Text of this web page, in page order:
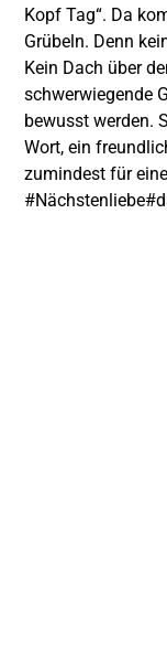
Kopf Tag“. Da
Grübeln. Denn
Kein Dach über
schwerwiegende
bewusst werden.
Wort, ein
zumindest für
#Nächstenliebe